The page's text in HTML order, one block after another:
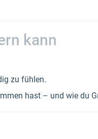
kann
zu fühlen.
hast – und wie du